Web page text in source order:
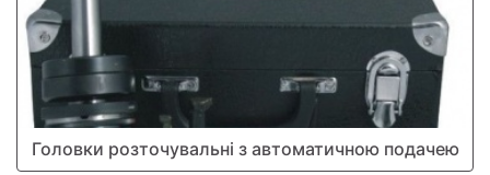
Головки розточувальні з автоматичною подачею